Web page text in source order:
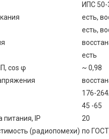
ИПС 50-
есть,
есть,
есть
cos φ
~ 0,98
176-
45 -65
питания, IP
20
(радиопомехи) по